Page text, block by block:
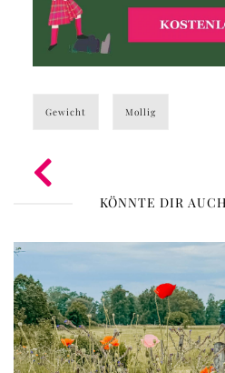
Gewicht Mollig
KÖNNTE DIR